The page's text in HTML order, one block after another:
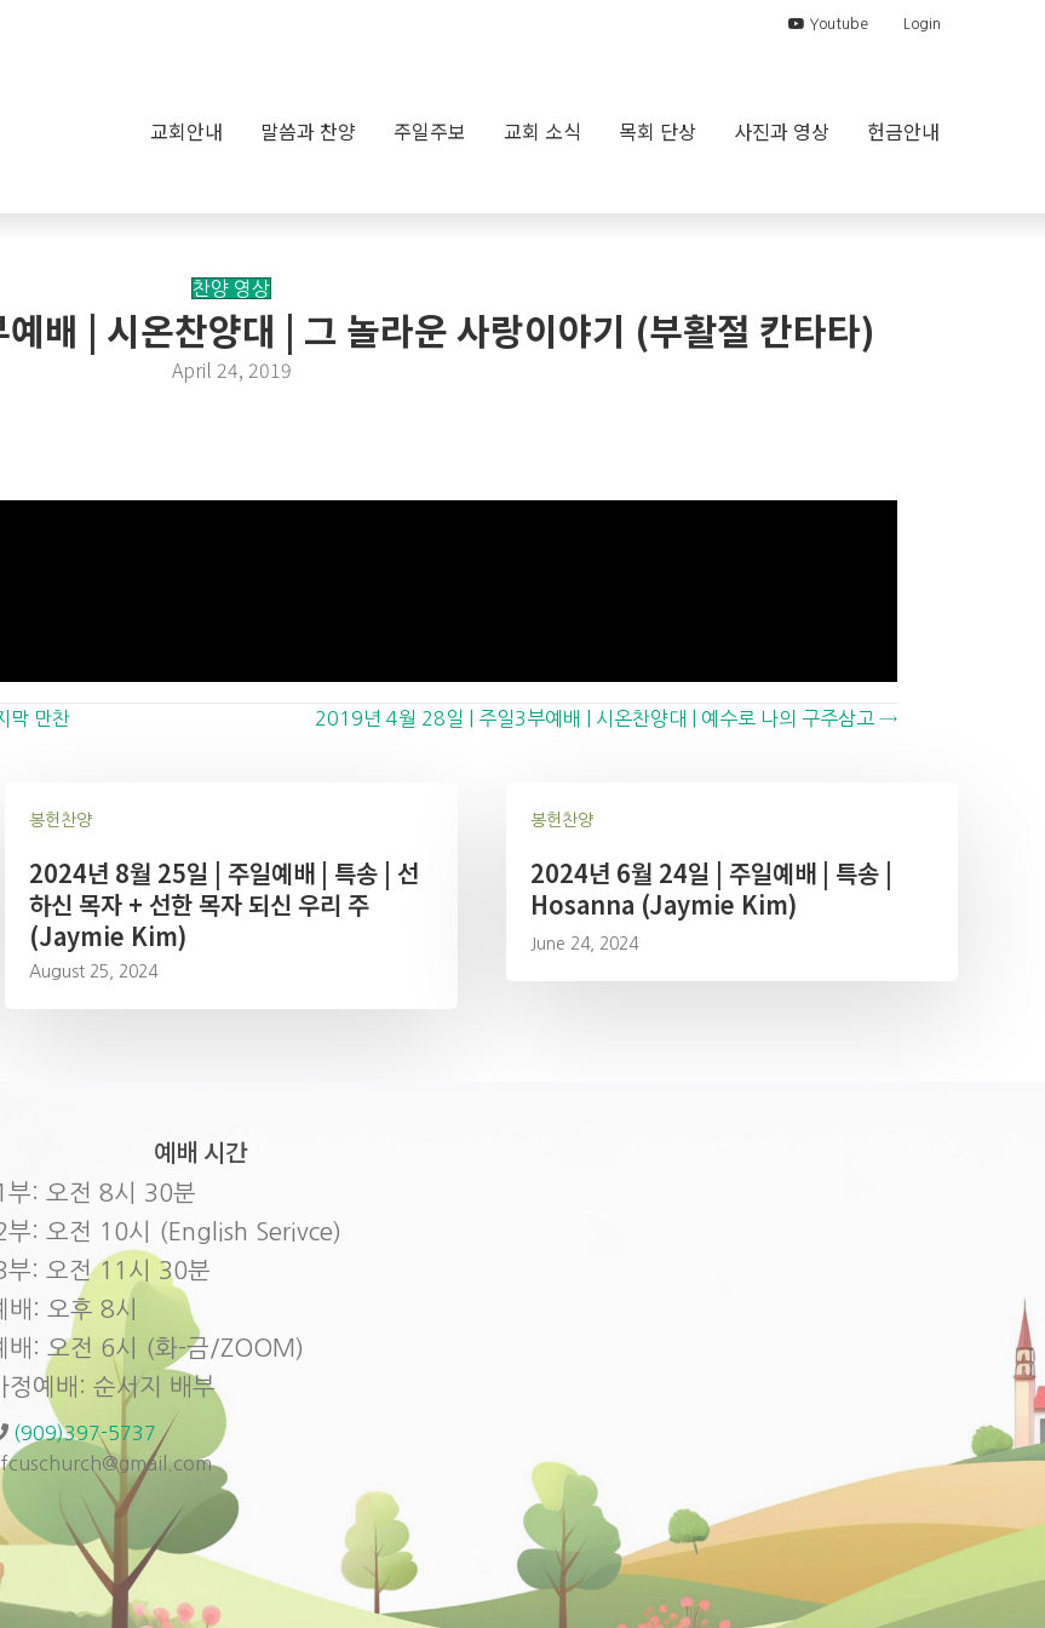
Youtube Login
교회안내 말씀과 찬양 주일주보 교회 소식 목회 단상 사진과 영상 헌금안내
찬양 영상
배 | 시온찬양대 | 그 놀라운 사랑이야기 (부활절 칸타타)
April 24, 2019
막 만찬 2019년 4월 28일 | 주일3부예배 | 시온찬양대 | 예수로 나의 구주삼고 →
봉헌찬양
2024년 8월 25일 | 주일예배 | 특송 | 선
하신 목자 + 선한 목자 되신 우리 주
(Jaymie Kim)
August 25, 2024
봉헌찬양
2024년 6월 24일 | 주일예배 | 특송 |
Hosanna (Jaymie Kim)
June 24, 2024
예배 시간
부: 오전 8시 30분
부: 오전 10시 (English Serivce)
부: 오전 11시 30분
배: 오후 8시
배: 오전 6시 (화-금/ZOOM)
정예배: 순서지 배부
(909)397-5737